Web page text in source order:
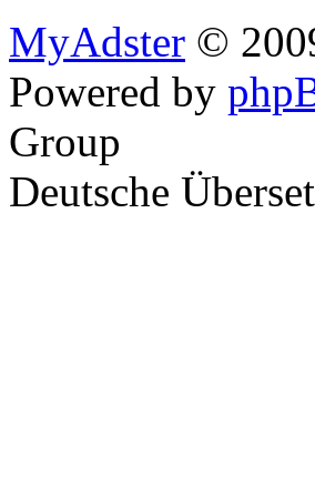
MyAdster ©
Powered by
Group
Deutsche